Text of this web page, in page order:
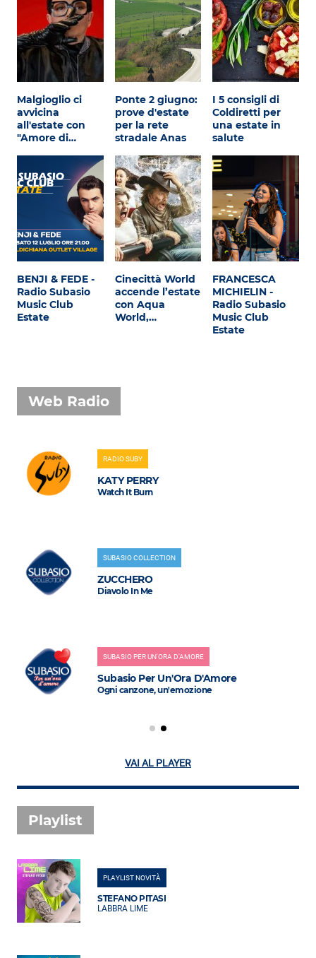
Malgioglio ci
avvicina
all'estate con
"Amore di…
Ponte 2 giugno:
prove d'estate
per la rete
stradale Anas
I 5 consigli di
Coldiretti per
una estate in
salute
BENJI & FEDE -
Radio Subasio
Music Club
Estate
Cinecittà World
accende l’estate
con Aqua
World,…
FRANCESCA
MICHIELIN -
Radio Subasio
Music Club
Estate
Web Radio
RADIO SUBY
KATY PERRY
Watch It Burn
SUBASIO COLLECTION
ZUCCHERO
Diavolo In Me
SUBASIO PER UN'ORA D'AMORE
Subasio Per Un'Ora D'Amore
Ogni canzone, un'emozione
VAI AL PLAYER
Playlist
PLAYLIST NOVITÀ
STEFANO PITASI
LABBRA LIME